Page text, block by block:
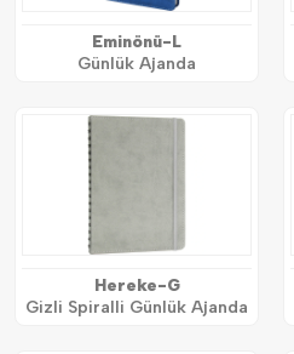
Eminönü-L
Günlük Ajanda
Hereke-G
Gizli Spiralli Günlük Ajanda